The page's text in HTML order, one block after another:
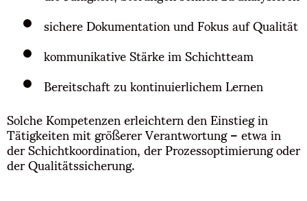
sichere Dokumentation und Fokus auf Qualität
kommunikative Stärke im Schichtteam
Bereitschaft zu kontinuierlichem Lernen
Solche Kompetenzen erleichtern den Einstieg in
Tätigkeiten mit größerer Verantwortung – etwa in
der Schichtkoordination, der Prozessoptimierung oder
der Qualitätssicherung.